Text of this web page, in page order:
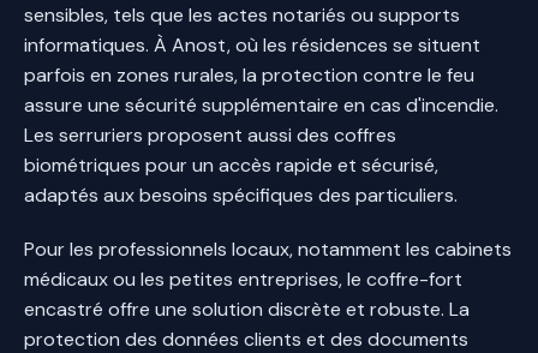
sensibles, tels que les actes notariés ou supports
informatiques. À Anost, où les résidences se situent
parfois en zones rurales, la protection contre le feu
assure une sécurité supplémentaire en cas d'incendie.
Les serruriers proposent aussi des coffres
biométriques pour un accès rapide et sécurisé,
adaptés aux besoins spécifiques des particuliers.
Pour les professionnels locaux, notamment les cabinets
médicaux ou les petites entreprises, le coffre-fort
encastré offre une solution discrète et robuste. La
protection des données clients et des documents